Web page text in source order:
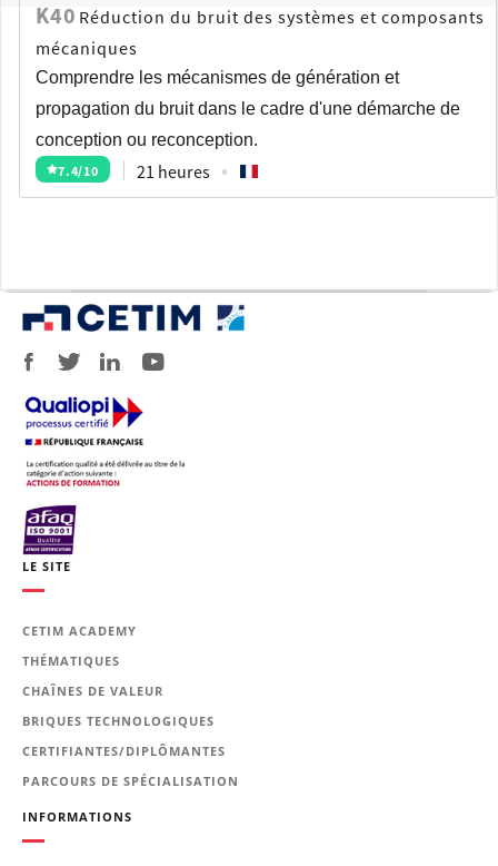
K40 Réduction du bruit des systèmes et composants
mécaniques
Comprendre les mécanismes de génération et
propagation du bruit dans le cadre d'une démarche de
conception ou reconception.
7.4/10 21 heures
LE SITE
CETIM ACADEMY
THÉMATIQUES
CHAÎNES DE VALEUR
BRIQUES TECHNOLOGIQUES
CERTIFIANTES/DIPLÔMANTES
PARCOURS DE SPÉCIALISATION
INFORMATIONS